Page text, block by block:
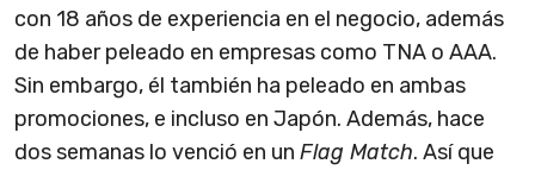
con 18 años de experiencia en el negocio, además
de haber peleado en empresas como TNA o AAA.
Sin embargo, él también ha peleado en ambas
promociones, e incluso en Japón. Además, hace
dos semanas lo venció en un Flag Match. Así que